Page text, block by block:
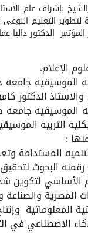
بإشراف عام
لتطوير التعليم
التربية النوعية ومقرر المؤتمر
الإعلام.
الموسيقيه جامعه
الدكتور
الموسيقيه جامعه
التربيه
:
المستدامة
البحوث
الأساسي لتكوين
المصرية
الاصطناعي في